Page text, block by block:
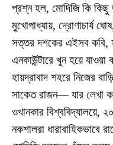
প্রশ্ন হল, মোদিজি কি
মুখোপাধ্যায়, দ্রোণাচার্য
সত্তর দশকের এইসব কবি,
এনকাউন্টারে খুন হয়ে
হায়দ্রাবাদ শহরে নিজের
সাকেত রাজন— যার লেখা
ওখানকার বিশ্ববিদ্যালয়ে,
নকশালরা ধারাবাহিকভাবে